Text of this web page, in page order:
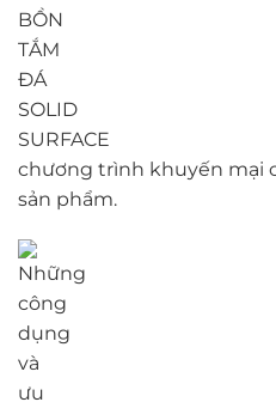
chương trình khuyến mại
sản phẩm.